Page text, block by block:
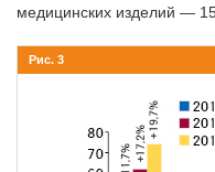
медицинских изделий —
Рис. 3